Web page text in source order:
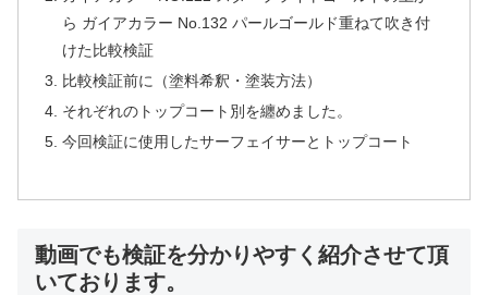
ら ガイアカラー No.132 パールゴールド重ねて吹き付
けた比較検証
比較検証前に（塗料希釈・塗装方法）
それぞれのトップコート別を纏めました。
今回検証に使用したサーフェイサーとトップコート
動画でも検証を分かりやすく紹介させて頂
いております。